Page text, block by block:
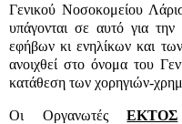
Γενικού Νοσοκομείου
υπάγονται σε αυτό για την
εφήβων κι ενηλίκων και
ανοιχθεί στο όνομα του
κατάθεση των χορηγιών-
Οι ΟργανωτέςΕΚΤΟΣ